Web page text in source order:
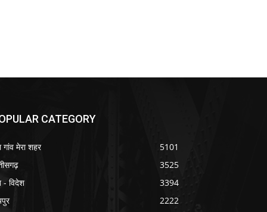
CATEGORY
गांव मेरा शहर
5101
3525
- विदेश
3394
2222